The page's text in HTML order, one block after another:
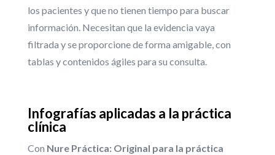
los pacientes y que no tienen tiempo para buscar
información. Necesitan que la evidencia vaya
filtrada y se proporcione de forma amigable, con
tablas y contenidos ágiles para su consulta.
Infografías aplicadas a la práctica
clínica
Con Nure Práctica: Original para la práctica